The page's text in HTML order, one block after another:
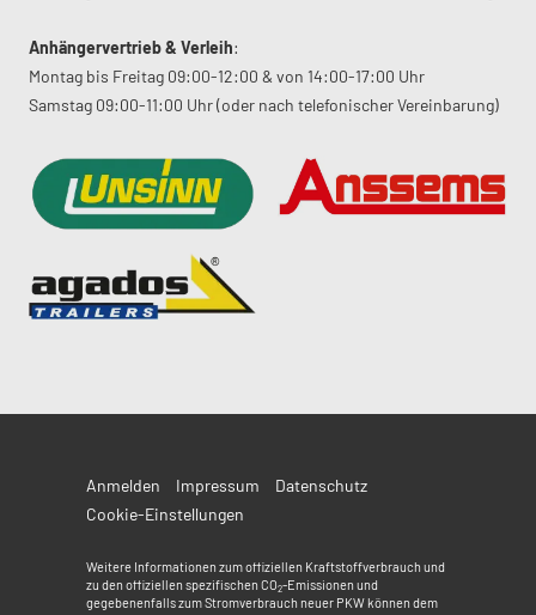
Anhängervertrieb & Verleih:
Montag bis Freitag 09:00-12:00 & von 14:00-17:00 Uhr
Samstag 09:00-11:00 Uhr (oder nach telefonischer Vereinbarung)
Anmelden Impressum
Datenschutz
Cookie-Einstellungen
Weitere Informationen zum offiziellen Kraftstoffverbrauch und
zu den offiziellen spezifischen CO2-Emissionen und
gegebenenfalls zum Stromverbrauch neuer PKW können dem